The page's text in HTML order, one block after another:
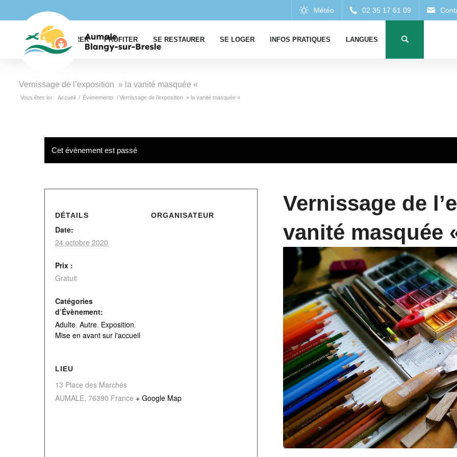
EXPLORER PROFITER SE RESTAURER SE LOGER INFOS PRATIQUES LANGUES
Vernissage de l’exposition » la vanité masquée «
Vous êtes ici : Accueil / Évènements /Vernissage de l’exposition » la vanité masquée «
Cet évènement est passé
Vernissage de
vanité masquée
DÉTAILS
Date:
24 octobre 2020
Prix :
Gratuit
Catégories
d’Évènement:
Adulte, Autre, Exposition,
Mise en avant sur l'accueil
ORGANISATEUR
LIEU
13 Place des Marchés
AUMALE, 76390 France + Google Map